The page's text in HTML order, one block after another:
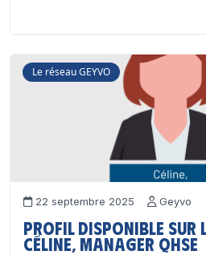
Le réseau GEYVO
22 septembre 2025 Geyvo
Profil disponible sur
Céline, Manager QHSE